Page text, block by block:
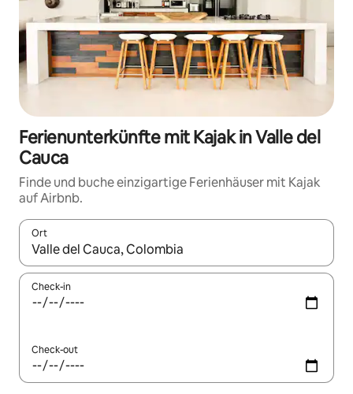
Ferienunterkünfte mit Kajak in Valle del
Cauca
Finde und buche einzigartige Ferienhäuser mit Kajak
auf Airbnb.
Ort
Wenn Ergebnisse verfügbar sind, navigiere mit den
Check-in
Check-out